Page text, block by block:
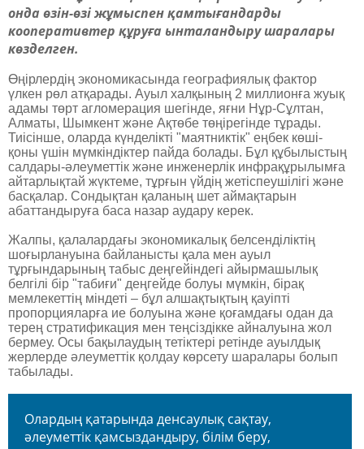
онда өзін-өзі жұмыспен қамтығандарды
кооперативтер құруға ынталандыру шаралары
көзделген.
Өңірлердің экономикасында географиялық фактор
үлкен рөл атқарады. Ауыл халқының 2 миллионға жуық
адамы төрт агломерация шегінде, яғни Нұр-Сұлтан,
Алматы, Шымкент және Ақтөбе төңірегінде тұрады.
Тиісінше, оларда күнделікті "маятниктік" еңбек көші-
қоны үшін мүмкіндіктер пайда болады. Бұл құбылыстың
салдары-әлеуметтік және инженерлік инфрақұрылымға
айтарлықтай жүктеме, тұрғын үйдің жетіспеушілігі және
басқалар. Сондықтан қаланың шет аймақтарын
абаттандыруға баса назар аудару керек.
Жалпы, қалалардағы экономикалық белсенділіктің
шоғырлануына байланысты қала мен ауыл
тұрғындарының табыс деңгейіндегі айырмашылық
белгілі бір "табиғи" деңгейде болуы мүмкін, бірақ
мемлекеттің міндеті – бұл алшақтықтың қауіпті
пропорцияларға ие болуына және қоғамдағы одан да
терең стратификация мен теңсіздікке айналуына жол
бермеу. Осы бақылаудың тетіктері ретінде ауылдық
жерлерде әлеуметтік қолдау көрсету шаралары болып
табылады.
Олардың қатарында денсаулық сақтау,
әлеуметтік қамсыздандыру, білім беру,